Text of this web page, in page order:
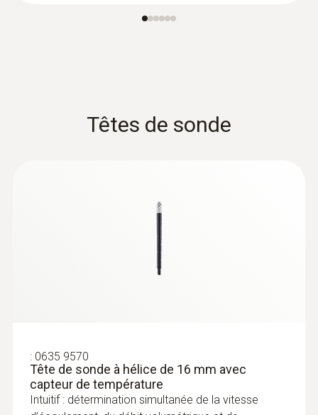
Têtes de sonde
: 0635 9570
Tête de sonde à hélice de 16 mm avec
capteur de température
Intuitif : détermination simultanée de la vitesse